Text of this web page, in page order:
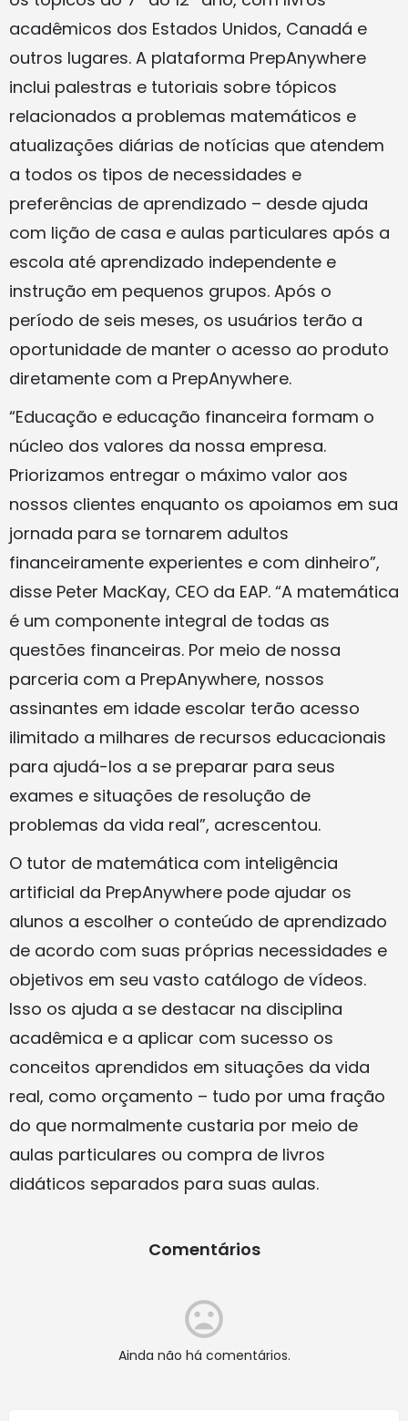
acadêmicos dos Estados Unidos, Canadá e
outros lugares. A plataforma PrepAnywhere
inclui palestras e tutoriais sobre tópicos
relacionados a problemas matemáticos e
atualizações diárias de notícias que atendem
a todos os tipos de necessidades e
preferências de aprendizado – desde ajuda
com lição de casa e aulas particulares após a
escola até aprendizado independente e
instrução em pequenos grupos. Após o
período de seis meses, os usuários terão a
oportunidade de manter o acesso ao produto
diretamente com a PrepAnywhere.
“Educação e educação financeira formam o
núcleo dos valores da nossa empresa.
Priorizamos entregar o máximo valor aos
nossos clientes enquanto os apoiamos em sua
jornada para se tornarem adultos
financeiramente experientes e com dinheiro”,
disse Peter MacKay, CEO da EAP. “A matemática
é um componente integral de todas as
questões financeiras. Por meio de nossa
parceria com a PrepAnywhere, nossos
assinantes em idade escolar terão acesso
ilimitado a milhares de recursos educacionais
para ajudá-los a se preparar para seus
exames e situações de resolução de
problemas da vida real”, acrescentou.
O tutor de matemática com inteligência
artificial da PrepAnywhere pode ajudar os
alunos a escolher o conteúdo de aprendizado
de acordo com suas próprias necessidades e
objetivos em seu vasto catálogo de vídeos.
Isso os ajuda a se destacar na disciplina
acadêmica e a aplicar com sucesso os
conceitos aprendidos em situações da vida
real, como orçamento – tudo por uma fração
do que normalmente custaria por meio de
aulas particulares ou compra de livros
didáticos separados para suas aulas.
Comentários
Ainda não há comentários.